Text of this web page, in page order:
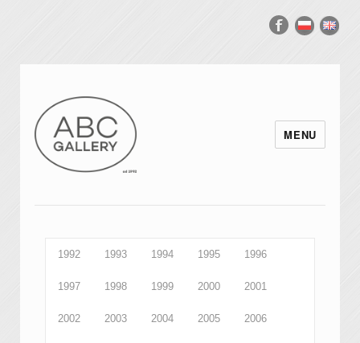
MENU
1992 1993 1994 1995 1996
1997 1998 1999 2000 2001
2002 2003 2004 2005 2006